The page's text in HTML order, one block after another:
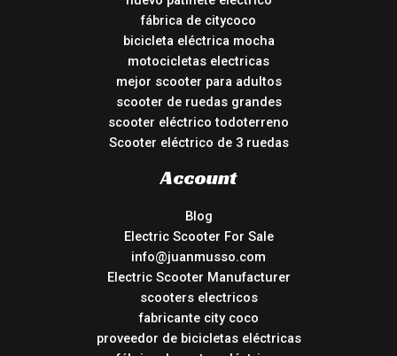
fábrica de citycoco
bicicleta eléctrica mocha
motocicletas electricas
mejor scooter para adultos
scooter de ruedas grandes
scooter eléctrico todoterreno
Scooter eléctrico de 3 ruedas
Account
Blog
Electric Scooter For Sale
info@juanmusso.com
Electric Scooter Manufacturer
scooters electricos
fabricante city coco
proveedor de bicicletas eléctricas